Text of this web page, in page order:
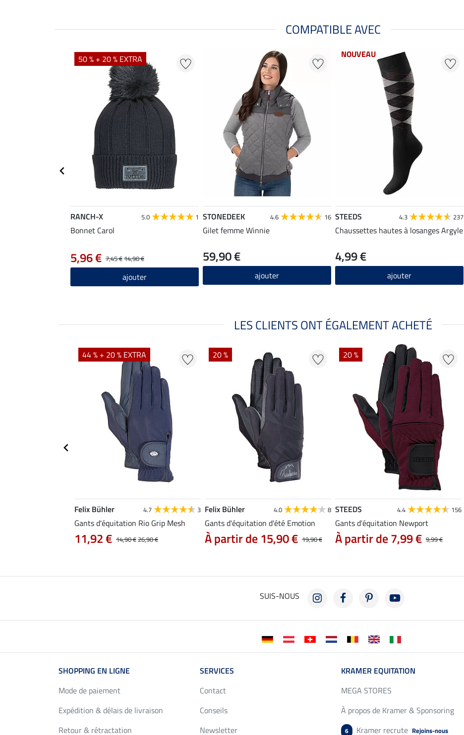
COMPATIBLE AVEC
50 % + 20 % EXTRA
RANCH-X 5.0 1
Bonnet Carol
7,45 €14,90 €
5,96 €
ajouter
STONEDEEK 4.6 16
Gilet femme Winnie
59,90 €
ajouter
NOUVEAU
STEEDS 4.3 237
Chaussettes hautes à losanges Argyle
4,99 €
ajouter
LES CLIENTS ONT ÉGALEMENT ACHETÉ
44 % + 20 % EXTRA
Felix Bühler 4.7 3
Gants d'équitation Rio Grip Mesh
14,90 €26,90 €
11,92 €
20 %
Felix Bühler 4.0 8
Gants d'équitation d'été Emotion
19,90 €
À partir de 15,90 €
20 %
STEEDS 4.4 156
Gants d'équitation Newport
9,99 €
À partir de 7,99 €
SUIS-NOUS
SHOPPING EN LIGNE
Mode de paiement
Expédition & délais de livraison
Retour & rétractation
SERVICES
Contact
Conseils
Newsletter
KRAMER EQUITATION
MEGA STORES
À propos de Kramer & Sponsoring
6 Kramer recrute Rejoins-nous